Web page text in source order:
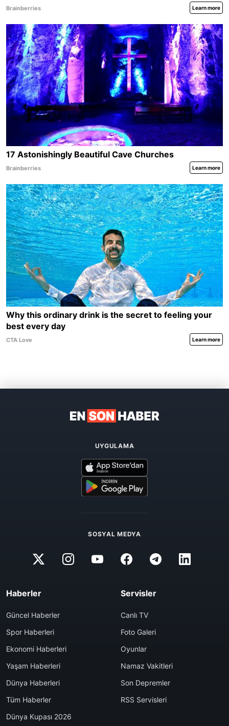
UYGULAMA
SOSYAL MEDYA
Haberler
Güncel Haberler
Spor Haberleri
Ekonomi Haberleri
Yaşam Haberleri
Dünya Haberleri
Tüm Haberler
Dünya Kupası 2026
Servisler
Canlı TV
Foto Galeri
Oyunlar
Namaz Vakitleri
Son Depremler
RSS Servisleri